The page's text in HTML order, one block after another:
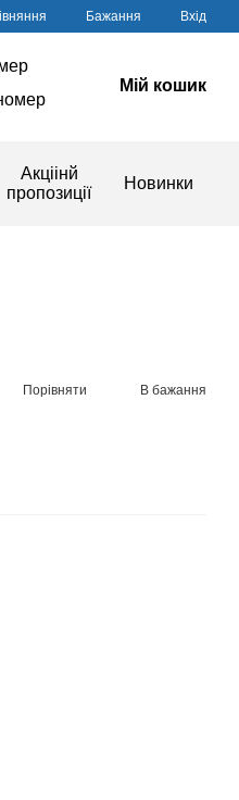
Бажання Вхід
Мій кошик
Акціінй
пропозиції
Новинки
Порівняти В бажання